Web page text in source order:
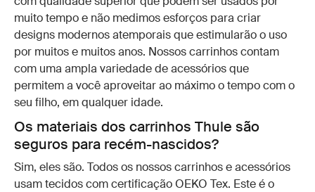
muito tempo e não medimos esforços para criar
designs modernos atemporais que estimularão o uso
por muitos e muitos anos. Nossos carrinhos contam
com uma ampla variedade de acessórios que
permitem a você aproveitar ao máximo o tempo com o
seu filho, em qualquer idade.
Os materiais dos carrinhos Thule são
seguros para recém-nascidos?
Sim, eles são. Todos os nossos carrinhos e acessórios
usam tecidos com certificação OEKO Tex. Este é o